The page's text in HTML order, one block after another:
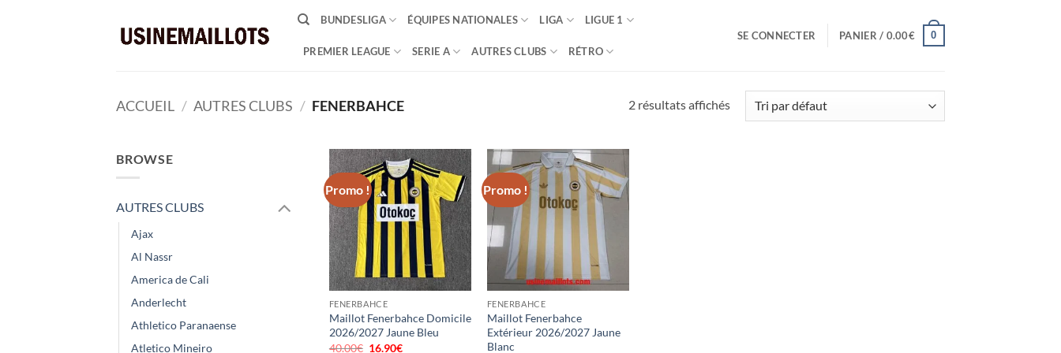
BUNDESLIGA ÉQUIPES NATIONALES LIGA LIGUE 1
PREMIER LEAGUE SERIE A AUTRES CLUBS RÉTRO
SE CONNECTER PANIER / 0.00€ 0
ACCUEIL / AUTRES CLUBS / FENERBAHCE 2 résultats affichés
BROWSE
AUTRES CLUBS
Ajax
Al Nassr
America de Cali
Anderlecht
Athletico Paranaense
Atletico Mineiro
Promo !
FENERBAHCE
Maillot Fenerbahce Domicile
2026/2027 Jaune Bleu
40.00€ Le
16.90€
Promo !
FENERBAHCE
Maillot Fenerbahce
Extérieur 2026/2027 Jaune
Blanc